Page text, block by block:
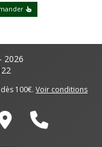
2026
100€. Voir conditions